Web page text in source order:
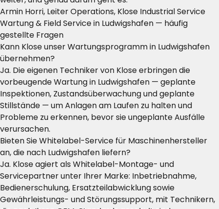
Armin Horri, Leiter Operations, Klose Industrial Service
Wartung & Field Service in Ludwigshafen — häufig
gestellte Fragen
Kann Klose unser Wartungsprogramm in Ludwigshafen
übernehmen?
Ja. Die eigenen Techniker von Klose erbringen die
vorbeugende Wartung in Ludwigshafen — geplante
Inspektionen, Zustandsüberwachung und geplante
Stillstände — um Anlagen am Laufen zu halten und
Probleme zu erkennen, bevor sie ungeplante Ausfälle
verursachen.
Bieten Sie Whitelabel-Service für Maschinenhersteller
an, die nach Ludwigshafen liefern?
Ja. Klose agiert als Whitelabel-Montage- und
Servicepartner unter Ihrer Marke: Inbetriebnahme,
Bedienerschulung, Ersatzteilabwicklung sowie
Gewährleistungs- und Störungssupport, mit Technikern,